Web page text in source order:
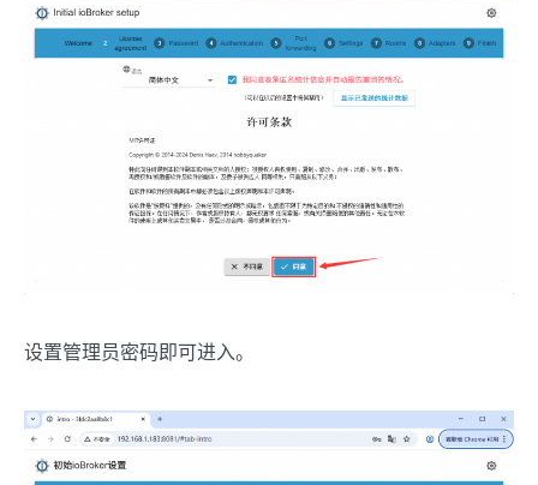
设置管理员密码即可进入。